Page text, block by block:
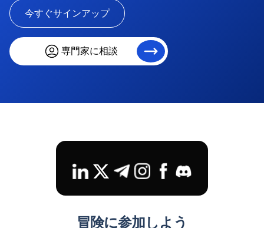
今すぐサインアップ
専門家に相談
冒険に参加しよう